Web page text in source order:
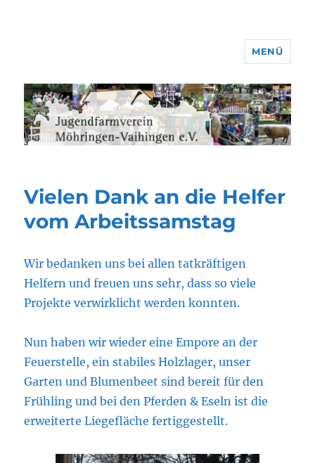
Jugendfarmverein Möhringen-
Vaihingen e.V.
MENÜ
Vielen Dank an die Helfer
vom Arbeitssamstag
Wir bedanken uns bei allen tatkräftigen
Helfern und freuen uns sehr, dass so viele
Projekte verwirklicht werden konnten.
Nun haben wir wieder eine Empore an der
Feuerstelle, ein stabiles Holzlager, unser
Garten und Blumenbeet sind bereit für den
Frühling und bei den Pferden & Eseln ist die
erweiterte Liegefläche fertiggestellt.